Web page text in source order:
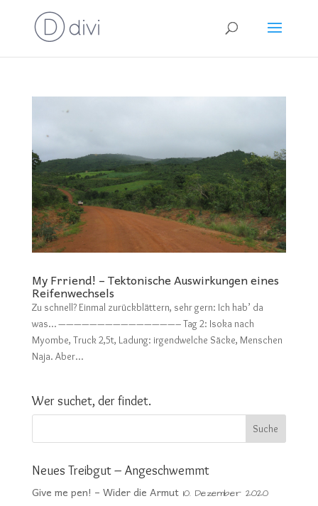
My Frriend! – Tektonische Auswirkungen eines
Reifenwechsels
Zu schnell? Einmal zurückblättern, sehr gern: Ich hab’ da
was… ———————————————– Tag 2: Isoka nach
Myombe, Truck 2,5t, Ladung: irgendwelche Säcke, Menschen
Naja. Aber...
Wer suchet, der findet.
Neues Treibgut – Angeschwemmt
Give me pen! – Wider die Armut 10. Dezember 2020